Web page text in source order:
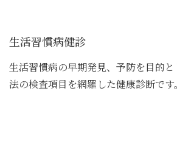
生活習慣病健診
生活習慣病の早期発見、予防を目的
法の検査項目を網羅した健康診断です。